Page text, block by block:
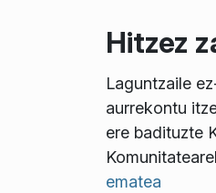
Hitzez
Laguntzaile
aurrekontu
ere badituzte
ematea